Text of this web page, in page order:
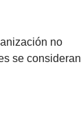
no
se consideran